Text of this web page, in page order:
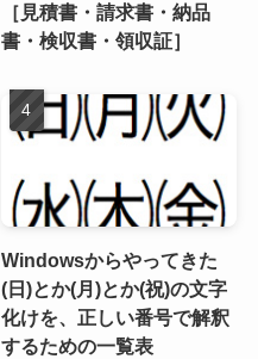
［見積書・請求書・納品
書・検収書・領収証］
Windowsからやってきた
(日)とか(月)とか(祝)の文字
化けを、正しい番号で解釈
するための一覧表